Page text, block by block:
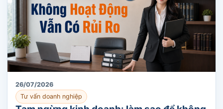
26/07/2026
Tư vấn doanh nghiệp